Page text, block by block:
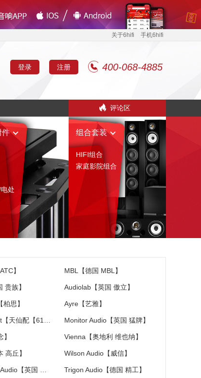
关于6hifi 手机6hifi
登录 注册 400-068-4885
评论区
件
处
组合套装
HIFI组合
家庭影院组合
】 MBL【德国 MBL】
贵族】 Audiolab【英国 傲立】
思】 Ayre【艺雅】
Monitor Audio【英国 猛牌】
Vienna【奥地利 维也纳】
高丘】 Wilson Audio【威信】
Trigon Audio【德国 精工】